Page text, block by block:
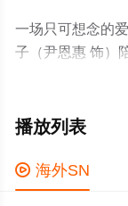
一场只可想念的
子（尹恩惠 饰）
要，直到她离开
半生中，妻子用“
床，去吃早点，
板：“只剩两根油
播放列表
 海外SN